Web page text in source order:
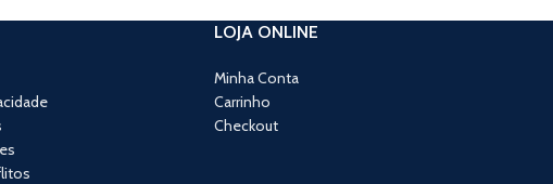
LOJA ONLINE
Minha Conta
Carrinho
Checkout